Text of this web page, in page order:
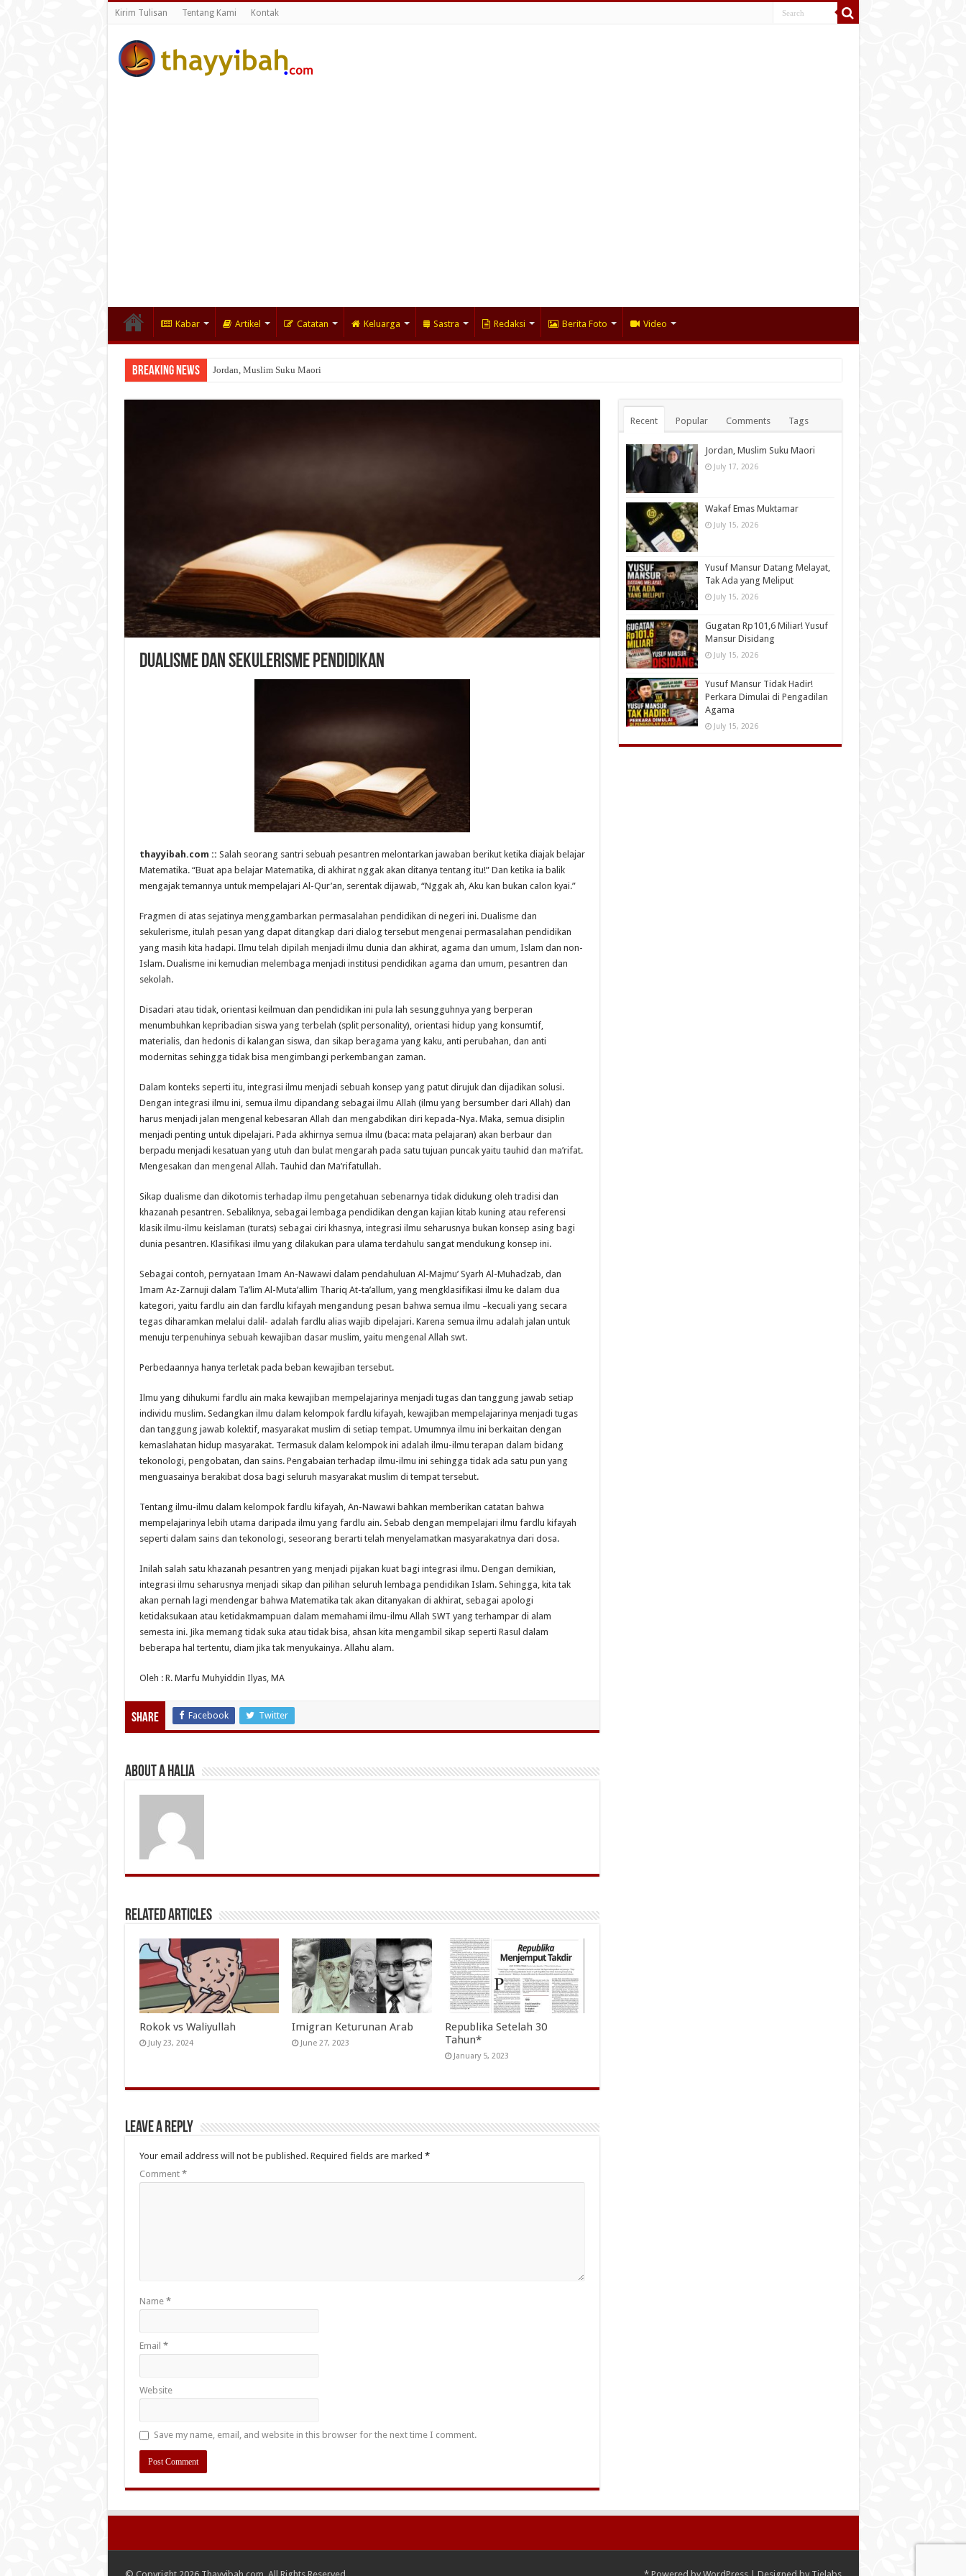
Kirim Tulisan Tentang Kami Kontak
Kabar Artikel Catatan Keluarga Sastra Redaksi Berita Foto Video
Breaking News Jordan, Muslim Suku Maori
Wakaf Emas Muktamar
Dualisme dan Sekulerisme Pendidikan
thayyibah.com :: Salah seorang santri sebuah pesantren melontarkan jawaban berikut ketika diajak belajar
Matematika. “Buat apa belajar Matematika, di akhirat nggak akan ditanya tentang itu!” Dan ketika ia balik
mengajak temannya untuk mempelajari Al-Qur’an, serentak dijawab, “Nggak ah, Aku kan bukan calon kyai.”
Fragmen di atas sejatinya menggambarkan permasalahan pendidikan di negeri ini. Dualisme dan
sekulerisme, itulah pesan yang dapat ditangkap dari dialog tersebut mengenai permasalahan pendidikan
yang masih kita hadapi. Ilmu telah dipilah menjadi ilmu dunia dan akhirat, agama dan umum, Islam dan non-
Islam. Dualisme ini kemudian melembaga menjadi institusi pendidikan agama dan umum, pesantren dan
sekolah.
Disadari atau tidak, orientasi keilmuan dan pendidikan ini pula lah sesungguhnya yang berperan
menumbuhkan kepribadian siswa yang terbelah (split personality), orientasi hidup yang konsumtif,
materialis, dan hedonis di kalangan siswa, dan sikap beragama yang kaku, anti perubahan, dan anti
modernitas sehingga tidak bisa mengimbangi perkembangan zaman.
Dalam konteks seperti itu, integrasi ilmu menjadi sebuah konsep yang patut dirujuk dan dijadikan solusi.
Dengan integrasi ilmu ini, semua ilmu dipandang sebagai ilmu Allah (ilmu yang bersumber dari Allah) dan
harus menjadi jalan mengenal kebesaran Allah dan mengabdikan diri kepada-Nya. Maka, semua disiplin
menjadi penting untuk dipelajari. Pada akhirnya semua ilmu (baca: mata pelajaran) akan berbaur dan
berpadu menjadi kesatuan yang utuh dan bulat mengarah pada satu tujuan puncak yaitu tauhid dan ma’rifat.
Mengesakan dan mengenal Allah. Tauhid dan Ma’rifatullah.
Sikap dualisme dan dikotomis terhadap ilmu pengetahuan sebenarnya tidak didukung oleh tradisi dan
khazanah pesantren. Sebaliknya, sebagai lembaga pendidikan dengan kajian kitab kuning atau referensi
klasik ilmu-ilmu keislaman (turats) sebagai ciri khasnya, integrasi ilmu seharusnya bukan konsep asing bagi
dunia pesantren. Klasifikasi ilmu yang dilakukan para ulama terdahulu sangat mendukung konsep ini.
Sebagai contoh, pernyataan Imam An-Nawawi dalam pendahuluan Al-Majmu’ Syarh Al-Muhadzab, dan
Imam Az-Zarnuji dalam Ta’lim Al-Muta’allim Thariq At-ta’allum, yang mengklasifikasi ilmu ke dalam dua
kategori, yaitu fardlu ain dan fardlu kifayah mengandung pesan bahwa semua ilmu –kecuali yang secara
tegas diharamkan melalui dalil- adalah fardlu alias wajib dipelajari. Karena semua ilmu adalah jalan untuk
menuju terpenuhinya sebuah kewajiban dasar muslim, yaitu mengenal Allah swt.
Perbedaannya hanya terletak pada beban kewajiban tersebut.
Ilmu yang dihukumi fardlu ain maka kewajiban mempelajarinya menjadi tugas dan tanggung jawab setiap
individu muslim. Sedangkan ilmu dalam kelompok fardlu kifayah, kewajiban mempelajarinya menjadi tugas
dan tanggung jawab kolektif, masyarakat muslim di setiap tempat. Umumnya ilmu ini berkaitan dengan
kemaslahatan hidup masyarakat. Termasuk dalam kelompok ini adalah ilmu-ilmu terapan dalam bidang
tekonologi, pengobatan, dan sains. Pengabaian terhadap ilmu-ilmu ini sehingga tidak ada satu pun yang
menguasainya berakibat dosa bagi seluruh masyarakat muslim di tempat tersebut.
Tentang ilmu-ilmu dalam kelompok fardlu kifayah, An-Nawawi bahkan memberikan catatan bahwa
mempelajarinya lebih utama daripada ilmu yang fardlu ain. Sebab dengan mempelajari ilmu fardlu kifayah
seperti dalam sains dan tekonologi, seseorang berarti telah menyelamatkan masyarakatnya dari dosa.
Inilah salah satu khazanah pesantren yang menjadi pijakan kuat bagi integrasi ilmu. Dengan demikian,
integrasi ilmu seharusnya menjadi sikap dan pilihan seluruh lembaga pendidikan Islam. Sehingga, kita tak
akan pernah lagi mendengar bahwa Matematika tak akan ditanyakan di akhirat, sebagai apologi
ketidaksukaan atau ketidakmampuan dalam memahami ilmu-ilmu Allah SWT yang terhampar di alam
semesta ini. Jika memang tidak suka atau tidak bisa, ahsan kita mengambil sikap seperti Rasul dalam
beberapa hal tertentu, diam jika tak menyukainya. Allahu alam.
Oleh : R. Marfu Muhyiddin Ilyas, MA
Share Facebook Twitter
About A Halia
Related Articles
Rokok vs Waliyullah
July 23, 2024
Imigran Keturunan Arab
June 27, 2023
Republika Setelah 30
Tahun*
January 5, 2023
Leave a Reply
Your email address will not be published. Required fields are marked *
Comment *
Name *
Email *
Website
Save my name, email, and website in this browser for the next time I comment.
Recent Popular Comments Tags
Jordan, Muslim Suku Maori
July 17, 2026
Wakaf Emas Muktamar
July 15, 2026
Yusuf Mansur Datang Melayat,
Tak Ada yang Meliput
July 15, 2026
Gugatan Rp101,6 Miliar! Yusuf
Mansur Disidang
July 15, 2026
Yusuf Mansur Tidak Hadir!
Perkara Dimulai di Pengadilan
Agama
July 15, 2026